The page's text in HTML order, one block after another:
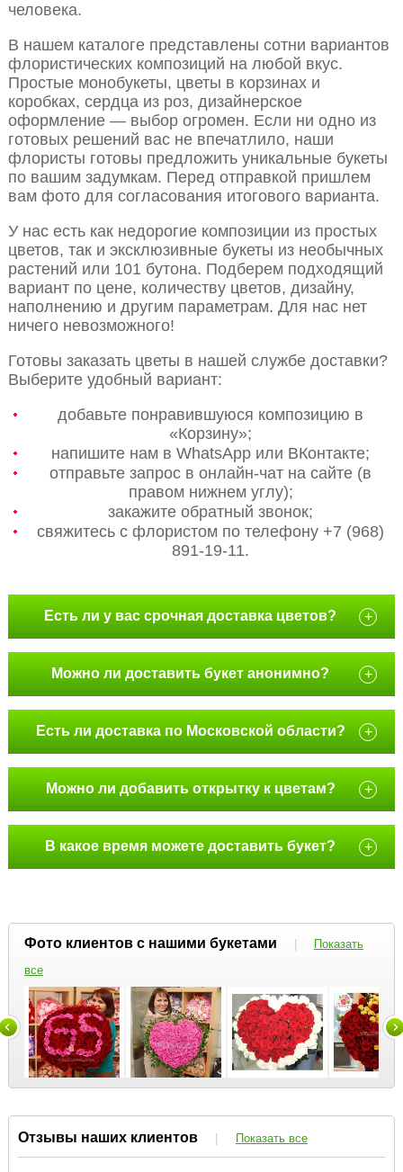
человека.
В нашем каталоге представлены сотни вариантов
флористических композиций на любой вкус.
Простые монобукеты, цветы в корзинах и
коробках, сердца из роз, дизайнерское
оформление — выбор огромен. Если ни одно из
готовых решений вас не впечатлило, наши
флористы готовы предложить уникальные букеты
по вашим задумкам. Перед отправкой пришлем
вам фото для согласования итогового варианта.
У нас есть как недорогие композиции из простых
цветов, так и эксклюзивные букеты из необычных
растений или 101 бутона. Подберем подходящий
вариант по цене, количеству цветов, дизайну,
наполнению и другим параметрам. Для нас нет
ничего невозможного!
Готовы заказать цветы в нашей службе доставки?
Выберите удобный вариант:
добавьте понравившуюся композицию в
«Корзину»;
напишите нам в WhatsApp или ВКонтакте;
отправьте запрос в онлайн-чат на сайте (в
правом нижнем углу);
закажите обратный звонок;
свяжитесь с флористом по телефону +7 (968)
891-19-11.
Есть ли у вас срочная доставка цветов? +
Можно ли доставить букет анонимно? +
Есть ли доставка по Московской области? +
Можно ли добавить открытку к цветам? +
В какое время можете доставить букет? +
Фото клиентов с нашими букетами |
Показать
все
Отзывы наших клиентов | Показать все